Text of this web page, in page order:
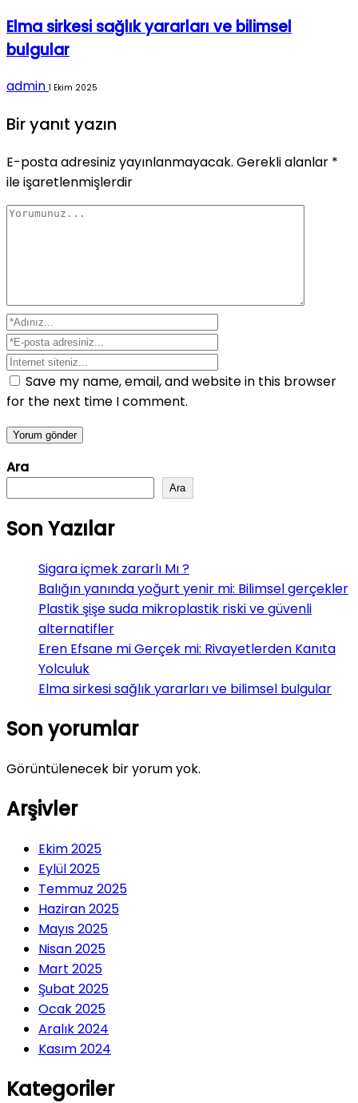
Elma sirkesi sağlık yararları ve bilimsel
bulgular
admin 1 Ekim 2025
Bir yanıt yazın
E-posta adresiniz yayınlanmayacak. Gerekli alanlar *
ile işaretlenmişlerdir
Save my name, email, and website in this browser
for the next time I comment.
Ara
Ara
Son Yazılar
Sigara içmek zararlı Mı ?
Balığın yanında yoğurt yenir mi: Bilimsel gerçekler
Plastik şişe suda mikroplastik riski ve güvenli
alternatifler
Eren Efsane mi Gerçek mi: Rivayetlerden Kanıta
Yolculuk
Elma sirkesi sağlık yararları ve bilimsel bulgular
Son yorumlar
Görüntülenecek bir yorum yok.
Arşivler
Ekim 2025
Eylül 2025
Temmuz 2025
Haziran 2025
Mayıs 2025
Nisan 2025
Mart 2025
Şubat 2025
Ocak 2025
Aralık 2024
Kasım 2024
Kategoriler